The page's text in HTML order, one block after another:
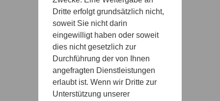
Dritte erfolgt grundsätzlich nicht,
soweit Sie nicht darin
eingewilligt haben oder soweit
dies nicht gesetzlich zur
Durchführung der von Ihnen
angefragten Dienstleistungen
erlaubt ist. Wenn wir Dritte zur
Unterstützung unserer